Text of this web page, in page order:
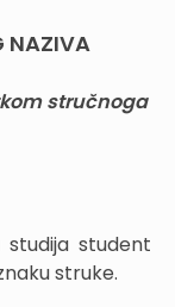
NAZIVA
stručnoga
student
struke.